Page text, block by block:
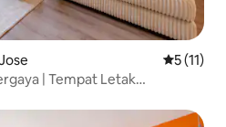
5 (11)
| Tempat Letak